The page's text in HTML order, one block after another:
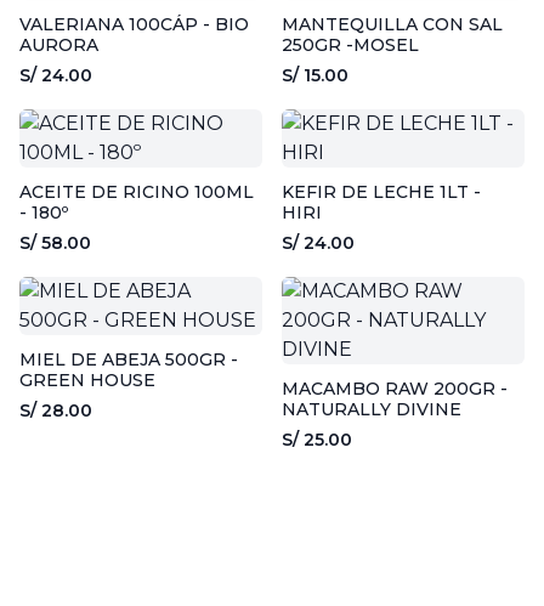
VALERIANA 100CÁP - BIO
AURORA
S/ 24.00
MANTEQUILLA CON SAL
250GR -MOSEL
S/ 15.00
ACEITE DE RICINO 100ML
- 180º
S/ 58.00
KEFIR DE LECHE 1LT -
HIRI
S/ 24.00
MIEL DE ABEJA 500GR -
GREEN HOUSE
S/ 28.00
MACAMBO RAW 200GR -
NATURALLY DIVINE
S/ 25.00